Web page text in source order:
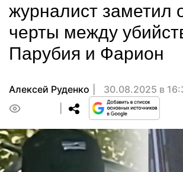
журналист заметил
черты между
Парубия и Фарион
Алексей Руденко
30.08.2025 в